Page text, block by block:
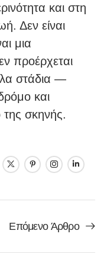
και στη
Δεν είναι
μια
προέρχεται
στάδια —
και
της σκηνής.
Επόμενο Άρθρο